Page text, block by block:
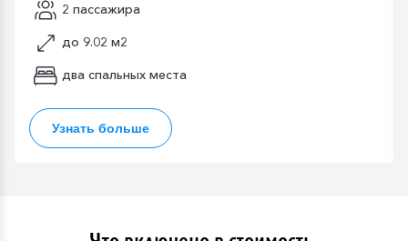
2 пассажира
до 9.02 м2
два спальных места
Узнать больше